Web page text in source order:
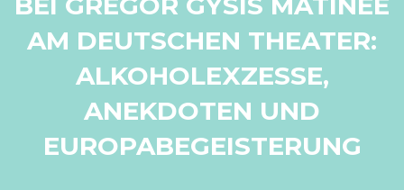
AM DEUTSCHEN THEATER:
ALKOHOLEXZESSE,
ANEKDOTEN UND
EUROPABEGEISTERUNG